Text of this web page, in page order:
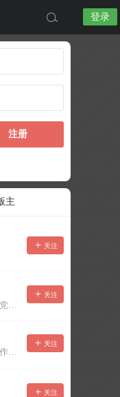
登录
注册
主
关注
一只小萌新，万年摸鱼党！已经脱坑了。。。
关注
晚上在睡觉，白天在工作，不一定能及时回复，有事可以留言！
关注
关注